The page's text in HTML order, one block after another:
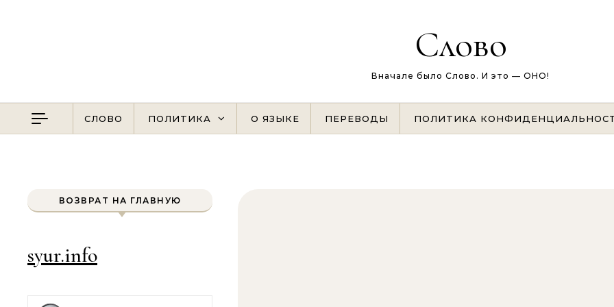
Слово
Вначале было Слово. И это — ОНО!
СЛОВО ПОЛИТИКА О ЯЗЫКЕ ПЕРЕВОДЫ ПОЛИТИКА
ВОЗВРАТ НА ГЛАВНУЮ
syur.info